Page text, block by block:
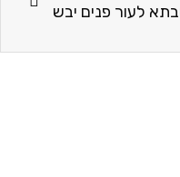
לעור פנים יבש